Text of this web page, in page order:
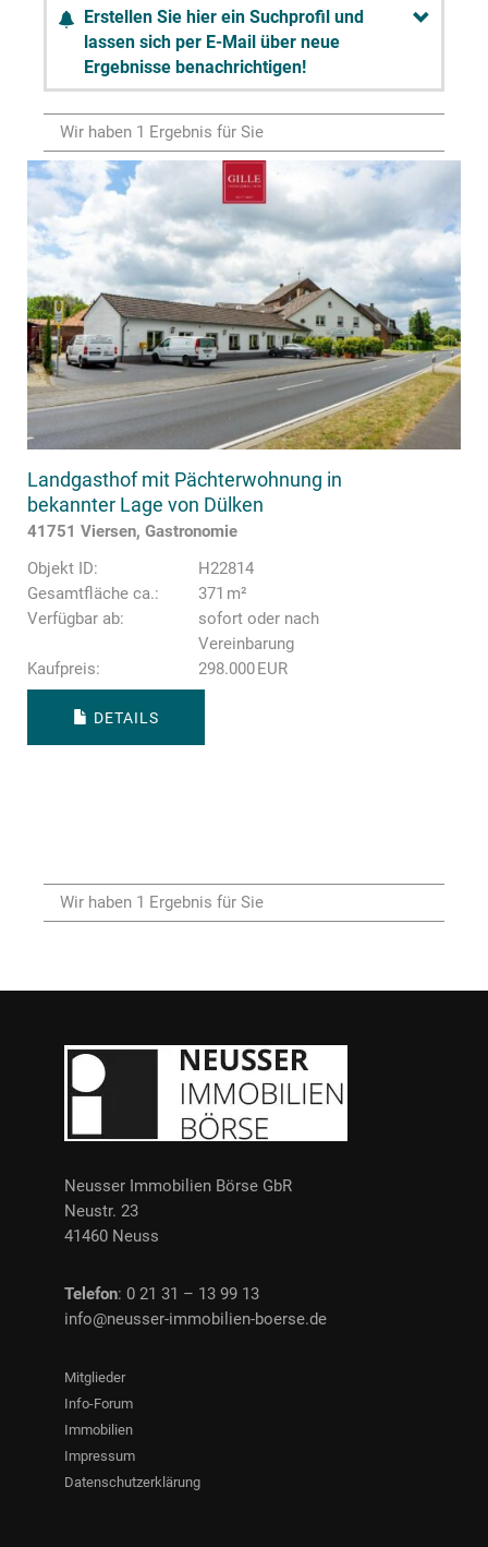
Erstellen Sie hier ein Suchprofil und
lassen sich per E-Mail über neue
Ergebnisse benachrichtigen!
Wir haben 1 Ergebnis für Sie
Landgasthof mit Pächterwohnung in
bekannter Lage von Dülken
41751 Viersen, Gastronomie
Objekt ID:
H22814
Gesamtfläche ca.:
371 m²
Verfügbar ab:
sofort oder nach
Vereinbarung
Kaufpreis:
298.000 EUR
DETAILS
Wir haben 1 Ergebnis für Sie
Neusser Immobilien Börse GbR
Neustr. 23
41460 Neuss
Telefon: 0 21 31 – 13 99 13
info@neusser-immobilien-boerse.de
Mitglieder
Info-Forum
Immobilien
Impressum
Datenschutzerklärung